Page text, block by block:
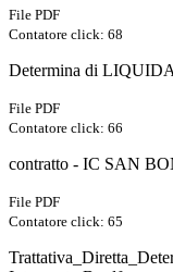
File PDF
Contatore click: 68
Determina di
File PDF
Contatore click: 66
contratto - IC SAN
File PDF
Contatore click: 65